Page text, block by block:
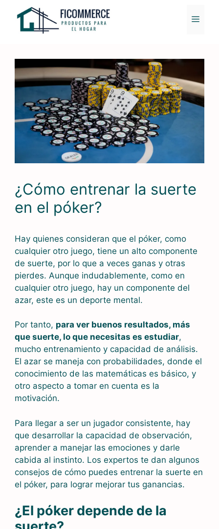
contenido
MENÚ
¿Cómo entrenar la suerte
en el póker?
Hay quienes consideran que el póker, como
cualquier otro juego, tiene un alto componente
de suerte, por lo que a veces ganas y otras
pierdes. Aunque indudablemente, como en
cualquier otro juego, hay un componente del
azar, este es un deporte mental.
Por tanto, para ver buenos resultados, más
que suerte, lo que necesitas es estudiar,
mucho entrenamiento y capacidad de análisis.
El azar se maneja con probabilidades, donde el
conocimiento de las matemáticas es básico, y
otro aspecto a tomar en cuenta es la
motivación.
Para llegar a ser un jugador consistente, hay
que desarrollar la capacidad de observación,
aprender a manejar las emociones y darle
cabida al instinto. Los expertos te dan algunos
consejos de cómo puedes entrenar la suerte en
el póker, para lograr mejorar tus ganancias.
¿El póker depende de la